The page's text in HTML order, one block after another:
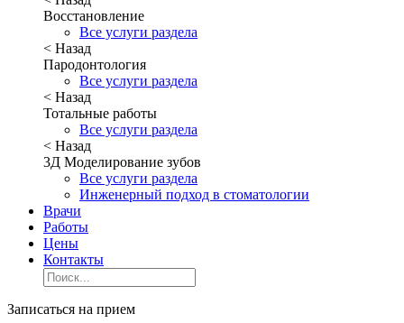
Восстановление
Все услуги раздела
< Назад
Пародонтология
Все услуги раздела
< Назад
Тотальные работы
Все услуги раздела
< Назад
3Д Моделирование зубов
Все услуги раздела
Инженерный подход в стоматологии
Врачи
Работы
Цены
Контакты
Записаться на прием